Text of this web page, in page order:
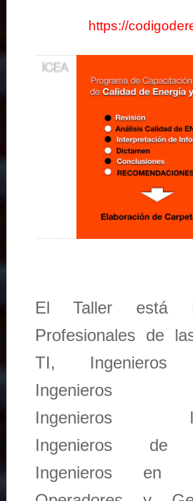
https://
El Taller está
Profesionales de
TI, Ingenieros
Ingenieros
Ingenieros
Ingenieros de
Ingenieros en